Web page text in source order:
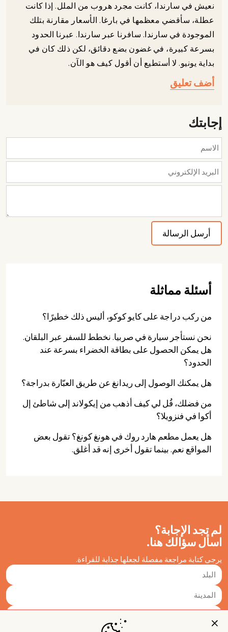
نعيش في سارندا، كانت مجرد هروب من الملل. إذا كانت
عطلة، سأقضي معظمها في بارغا. الأسعار مقارنة بتلك
الموجودة في سارندا. سافرنا عبر سارندا. عبرنا الحدود
بسرعة كبيرة، في غضون بضع دقائق، لكن ذلك كان في
بداية يونيو. لا أستطيع أن أقول كيف هو الآن.
أضف تعليق
إجابتك
أسئلة مماثلة
من ركب دراجة على كايو كوكو، أليس ذلك خطيرًا؟
نحن نستأجر سيارة في صربيا. نخطط للسفر عبر البلقان.
هل يمكن الحصول على بطاقة الخضراء بسرعة عند
الحدود؟
هل يمكنك الوصول إلى ريدانغ عن طريق العبّارة بدراجة؟
من فضلك، قُل لي كيف أذهب من إيكولاند إلى شاطئ إل
أكوا في فنزويلا؟
هل يعمل مطعم هارد روك في هونغ كونغ؟ تقول بعض
المواقع نعم. بينما تقول أخرى إنه قد أغلق.
لم تجد الإجابة؟
اسأل سؤالك هنا.
يرجى كتابة مراجعة مفصلة لجعلها جذابة للقراءة.